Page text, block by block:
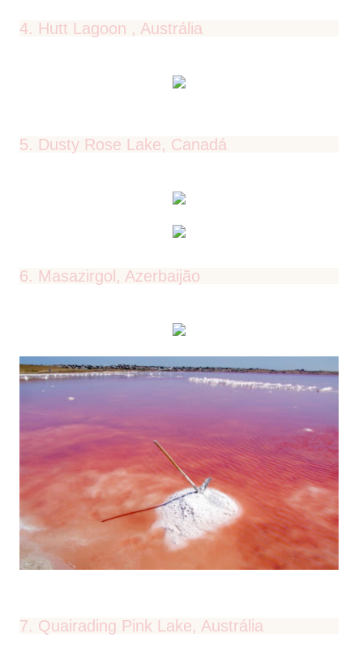
4. Hutt Lagoon , Austrália
5. Dusty Rose Lake, Canadá
6. Masazirgol, Azerbaijão
7. Quairading Pink Lake, Austrália